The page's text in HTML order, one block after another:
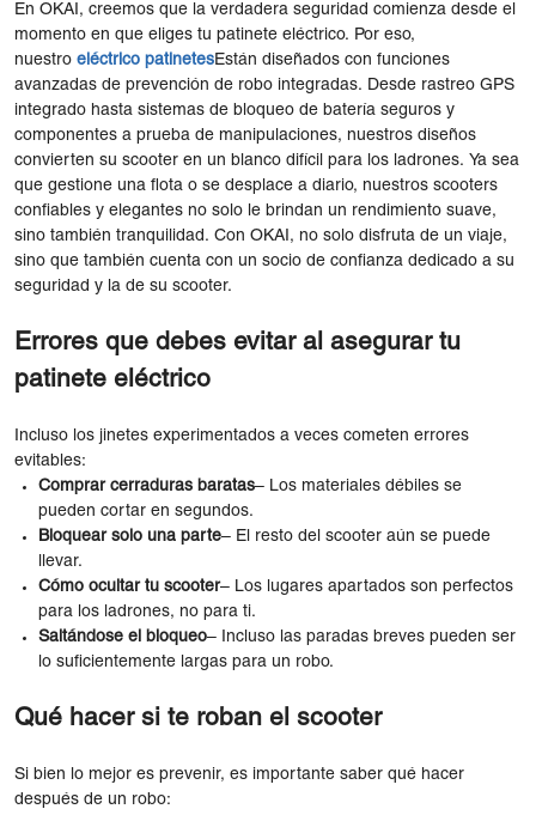
En OKAI, creemos que la verdadera seguridad comienza desde el
momento en que eliges tu patinete eléctrico. Por eso,
nuestro eléctrico patinetesEstán diseñados con funciones
avanzadas de prevención de robo integradas. Desde rastreo GPS
integrado hasta sistemas de bloqueo de batería seguros y
componentes a prueba de manipulaciones, nuestros diseños
convierten su scooter en un blanco difícil para los ladrones. Ya sea
que gestione una flota o se desplace a diario, nuestros scooters
confiables y elegantes no solo le brindan un rendimiento suave,
sino también tranquilidad. Con OKAI, no solo disfruta de un viaje,
sino que también cuenta con un socio de confianza dedicado a su
seguridad y la de su scooter.
Errores que debes evitar al asegurar tu
patinete eléctrico
Incluso los jinetes experimentados a veces cometen errores
evitables:
Comprar cerraduras baratas– Los materiales débiles se
pueden cortar en segundos.
Bloquear solo una parte– El resto del scooter aún se puede
llevar.
Cómo ocultar tu scooter– Los lugares apartados son perfectos
para los ladrones, no para ti.
Saltándose el bloqueo– Incluso las paradas breves pueden ser
lo suficientemente largas para un robo.
Qué hacer si te roban el scooter
Si bien lo mejor es prevenir, es importante saber qué hacer
después de un robo: